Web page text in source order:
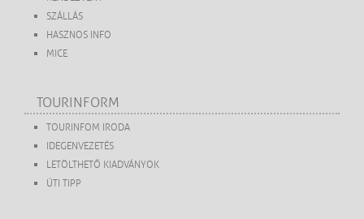
SZÁLLÁS
HASZNOS INFO
MICE
TOURINFORM
TOURINFOM IRODA
IDEGENVEZETÉS
LETÖLTHETŐ KIADVÁNYOK
ÚTI TIPP